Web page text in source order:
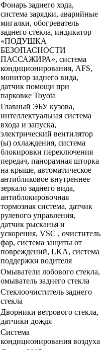
Фонарь заднего хода,
система зарядки, аварийные
мигалки, обогреватель
заднего стекла, индикатор
«ПОДУШКА
БЕЗОПАСНОСТИ
ПАССАЖИРА», система
кондиционирования, AFS,
монитор заднего вида,
датчик помощи при
парковке Toyota
Главный ЭБУ кузова,
интеллектуальная система
входа и запуска,
электрический вентилятор
(ы) охлаждения, система
блокировки переключения
передач, панорамная шторка
на крыше, автоматическое
антибликовое внутреннее
зеркало заднего вида,
антиблокировочная
тормозная система, датчик
рулевого управления,
датчик рысканья и
ускорения, VSC , очиститель
фар, система защиты от
повреждений, LKA, система
поддержки водителя
Омыватели лобового стекла,
омыватель заднего стекла
Стеклоочиститель заднего
стекла
Дворники ветрового стекла,
датчики дождя
Система
кондиционирования воздуха